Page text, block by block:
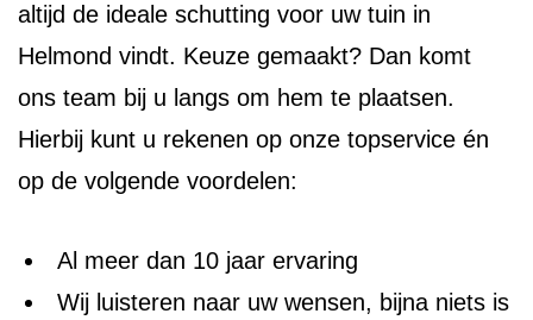
altijd de ideale schutting voor uw tuin in
Helmond vindt. Keuze gemaakt? Dan komt
ons team bij u langs om hem te plaatsen.
Hierbij kunt u rekenen op onze topservice én
op de volgende voordelen:
Al meer dan 10 jaar ervaring
Wij luisteren naar uw wensen, bijna niets is